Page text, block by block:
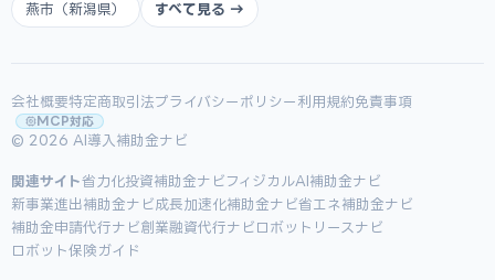
燕市（新潟県） すべて見る →
会社概要特定商取引法プライバシーポリシー 利用規約免責事項
MCP対応
© 2026 AI導入補助金ナビ
関連サイト省力化投資補助金ナビ フィジカルAI補助金ナビ
新事業進出補助金ナビ成長加速化補助金ナビ省エネ補助金ナビ
補助金申請代行ナビ創業融資代行ナビ ロボットリースナビ
ロボット保険ガイド